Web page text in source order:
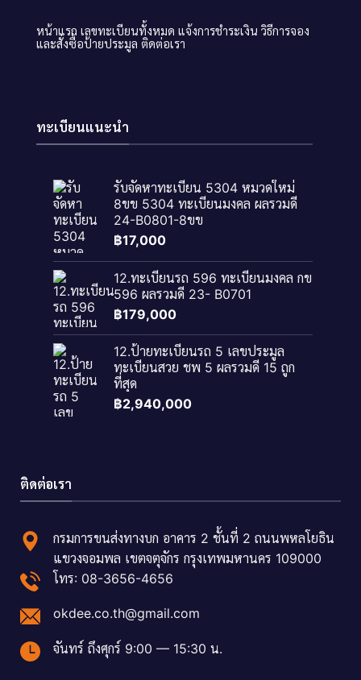
หน้าแรก เลขทะเบียนทั้งหมด แจ้งการชำระเงิน วิธีการจอง
และสั่งซื้อป้ายประมูล ติดต่อเรา
ทะเบียนแนะนำ
รับจัดหาทะเบียน 5304 หมวดใหม่
8ขข 5304 ทะเบียนมงคล ผลรวมดี
24-B0801-8ขข
฿17,000
12.ทะเบียนรถ 596 ทะเบียนมงคล กข
596 ผลรวมดี 23- B0701
฿179,000
12.ป้ายทะเบียนรถ 5 เลขประมูล
ทะเบียนสวย ชพ 5 ผลรวมดี 15 ถูก
ที่สุด
฿2,940,000
ติดต่อเรา
กรมการขนส่งทางบก อาคาร 2 ชั้นที่ 2 ถนนพหลโยธิน
แขวงจอมพล เขตจตุจักร กรุงเทพมหานคร 109000
โทร: 08-3656-4656
okdee.co.th@gmail.com
จันทร์ ถึงศุกร์ 9:00 — 15:30 น.